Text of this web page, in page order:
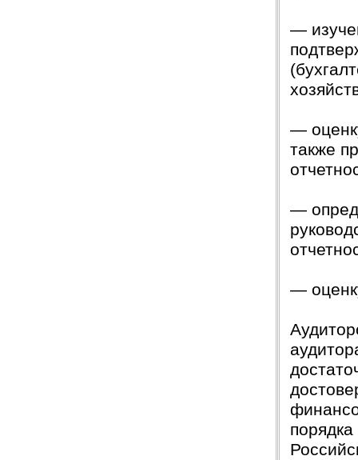
—
—
также
—
—
порядка